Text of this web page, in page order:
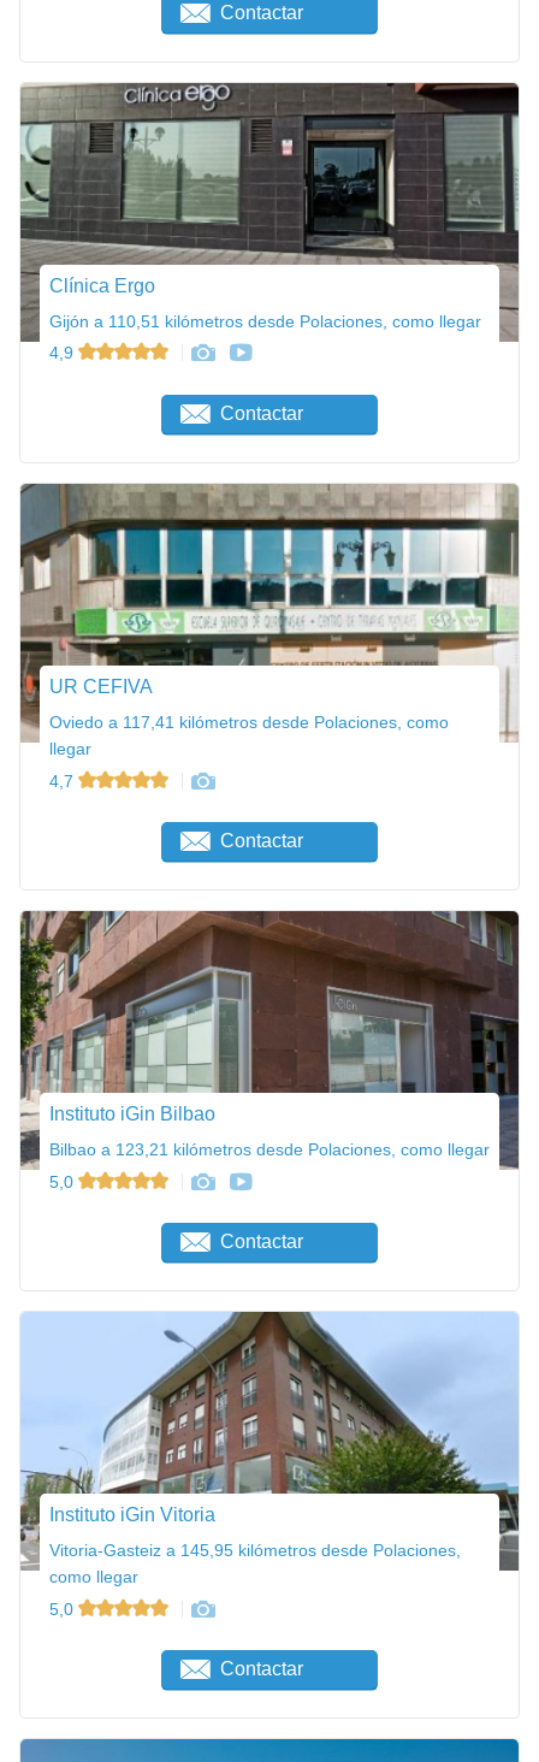
Contactar
Clínica Ergo
Gijón a 110,51 kilómetros desde Polaciones, como llegar
4,9
Contactar
UR CEFIVA
Oviedo a 117,41 kilómetros desde Polaciones, como
llegar
4,7
Contactar
Instituto iGin Bilbao
Bilbao a 123,21 kilómetros desde Polaciones, como llegar
5,0
Contactar
Instituto iGin Vitoria
Vitoria-Gasteiz a 145,95 kilómetros desde Polaciones,
como llegar
5,0
Contactar